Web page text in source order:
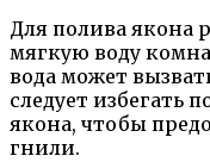
Для полива якона
мягкую воду
вода может
следует избегать
якона, чтобы
гнили.